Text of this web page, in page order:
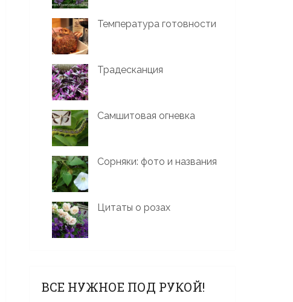
Температура готовности
Традесканция
Самшитовая огневка
Сорняки: фото и названия
Цитаты о розах
ВСЕ НУЖНОЕ ПОД РУКОЙ!